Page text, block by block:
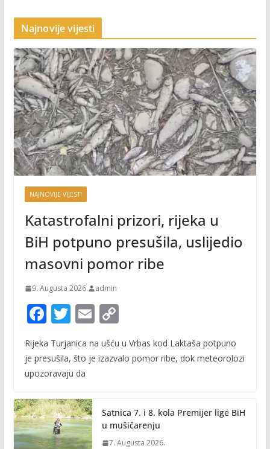
Najnovije vijesti
NAJNOVIJE VIJESTI
Katastrofalni prizori, rijeka u
BiH potpuno presušila, uslijedio
masovni pomor ribe
9. Augusta 2026. admin
F
e
b
o
k
T
itt
er
E
m
ai
C
p
n
k
Rijeka Turjanica na ušću u Vrbas kod Laktaša potpuno
je presušila, što je izazvalo pomor ribe, dok meteorolozi
upozoravaju da
Satnica 7. i 8. kola Premijer lige BiH
u mušičarenju
7. Augusta 2026.